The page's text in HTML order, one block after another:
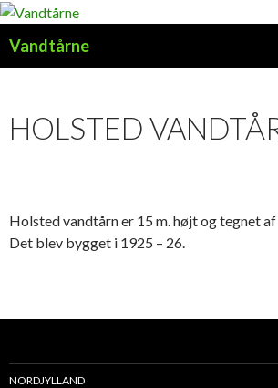
Vandtårne
HOLSTED
Holsted vandtårn er 15 m. højt og tegnet
Det blev bygget i 1925 – 26.
NORDJYLLAND